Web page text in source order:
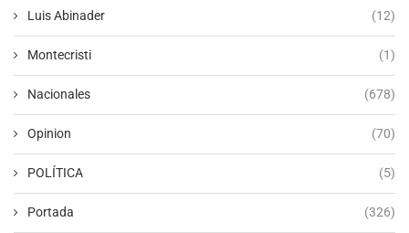
Luis Abinader (12)
Montecristi (1)
Nacionales (678)
Opinion (70)
POLÍTICA (5)
Portada (326)